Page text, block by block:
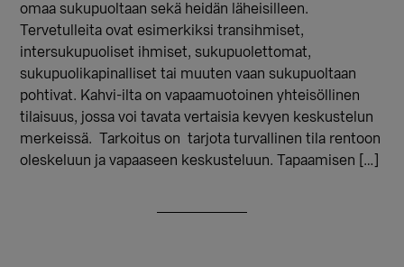
omaa sukupuoltaan sekä heidän läheisilleen.
Tervetulleita ovat esimerkiksi transihmiset,
intersukupuoliset ihmiset, sukupuolettomat,
sukupuolikapinalliset tai muuten vaan sukupuoltaan
pohtivat. Kahvi-ilta on vapaamuotoinen yhteisöllinen
tilaisuus, jossa voi tavata vertaisia kevyen keskustelun
merkeissä. Tarkoitus on tarjota turvallinen tila rentoon
oleskeluun ja vapaaseen keskusteluun. Tapaamisen […]